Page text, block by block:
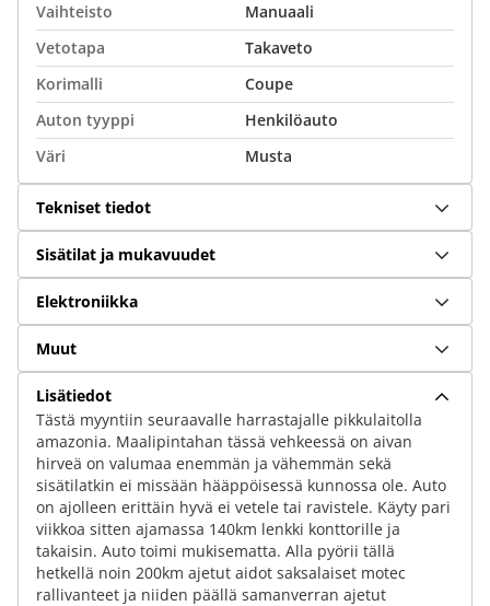
Vaihteisto
Manuaali
Vetotapa
Takaveto
Korimalli
Coupe
Auton tyyppi
Henkilöauto
Väri
Musta
Tekniset tiedot
Sisätilat ja mukavuudet
Elektroniikka
Muut
Lisätiedot
Tästä myyntiin seuraavalle harrastajalle pikkulaitolla
amazonia. Maalipintahan tässä vehkeessä on aivan
hirveä on valumaa enemmän ja vähemmän sekä
sisätilatkin ei missään hääppöisessä kunnossa ole. Auto
on ajolleen erittäin hyvä ei vetele tai ravistele. Käyty pari
viikkoa sitten ajamassa 140km lenkki konttorille ja
takaisin. Auto toimi mukisematta. Alla pyörii tällä
hetkellä noin 200km ajetut aidot saksalaiset motec
rallivanteet ja niiden päällä samanverran ajetut